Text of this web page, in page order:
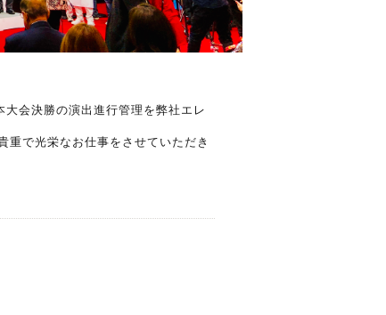
会決勝の演出進行管理を弊社エレ
重で光栄なお仕事をさせていただき